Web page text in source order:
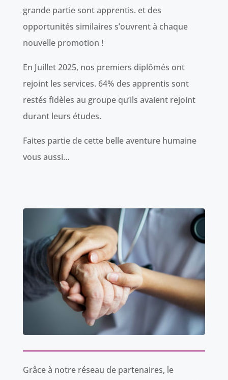
grande partie sont apprentis. et des
opportunités similaires s’ouvrent à chaque
nouvelle promotion !
En Juillet 2025, nos premiers diplômés ont
rejoint les services. 64% des apprentis sont
restés fidèles au groupe qu’ils avaient rejoint
durant leurs études.
Faites partie de cette belle aventure humaine
vous aussi…
Grâce à notre réseau de partenaires, le